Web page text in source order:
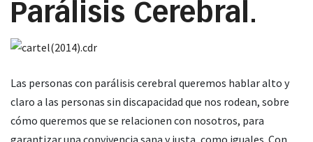
Parálisis Cerebral.
Las personas con parálisis cerebral queremos hablar alto y
claro a las personas sin discapacidad que nos rodean, sobre
cómo queremos que se relacionen con nosotros, para
garantizar una convivencia sana y justa, como iguales. Con